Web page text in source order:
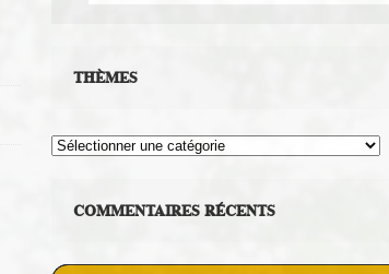
THÈMES
Thèmes
COMMENTAIRES RÉCENTS